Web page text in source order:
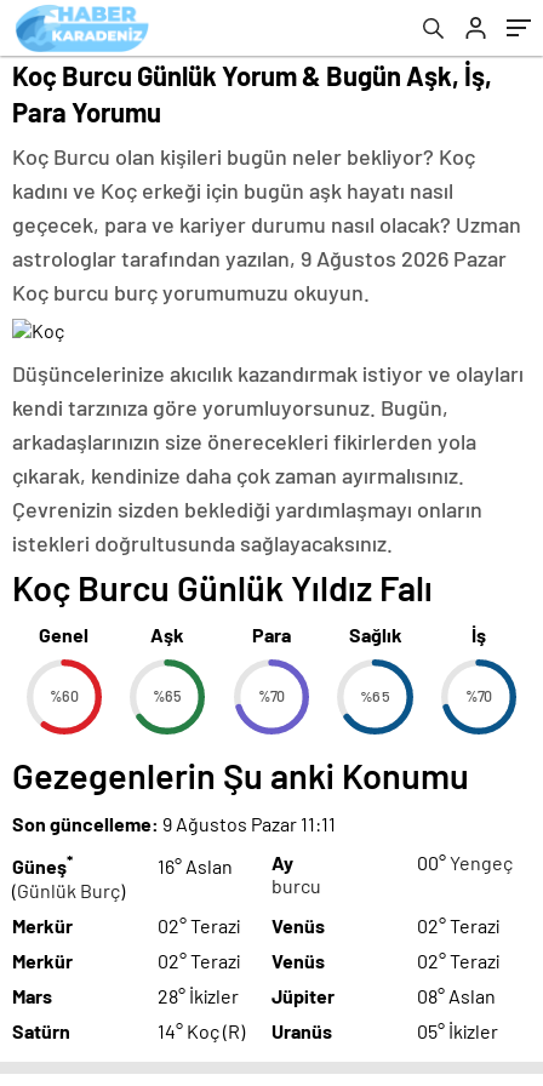
Koç Burcu Günlük Yorum & Bugün Aşk, İş,
Para Yorumu
Koç Burcu olan kişileri bugün neler bekliyor? Koç
kadını ve Koç erkeği için bugün aşk hayatı nasıl
geçecek, para ve kariyer durumu nasıl olacak? Uzman
astrologlar tarafından yazılan, 9 Ağustos 2026 Pazar
Koç burcu burç yorumumuzu okuyun.
Düşüncelerinize akıcılık kazandırmak istiyor ve olayları
kendi tarzınıza göre yorumluyorsunuz. Bugün,
arkadaşlarınızın size önerecekleri fikirlerden yola
çıkarak, kendinize daha çok zaman ayırmalısınız.
Çevrenizin sizden beklediği yardımlaşmayı onların
istekleri doğrultusunda sağlayacaksınız.
Koç Burcu Günlük Yıldız Falı
Genel
%60
Aşk
%65
Para
%70
Sağlık
%65
İş
%70
Gezegenlerin Şu anki Konumu
Son güncelleme: 9 Ağustos Pazar 11:11
Güneş*
16° Aslan
(Günlük Burç)
Ay 00°Yengeç
burcu
Merkür
02° Terazi Venüs
02° Terazi
Merkür
02° Terazi Venüs
02° Terazi
Mars
28° İkizler Jüpiter
08° Aslan
Satürn
14° Koç (R) Uranüs 05° İkizler